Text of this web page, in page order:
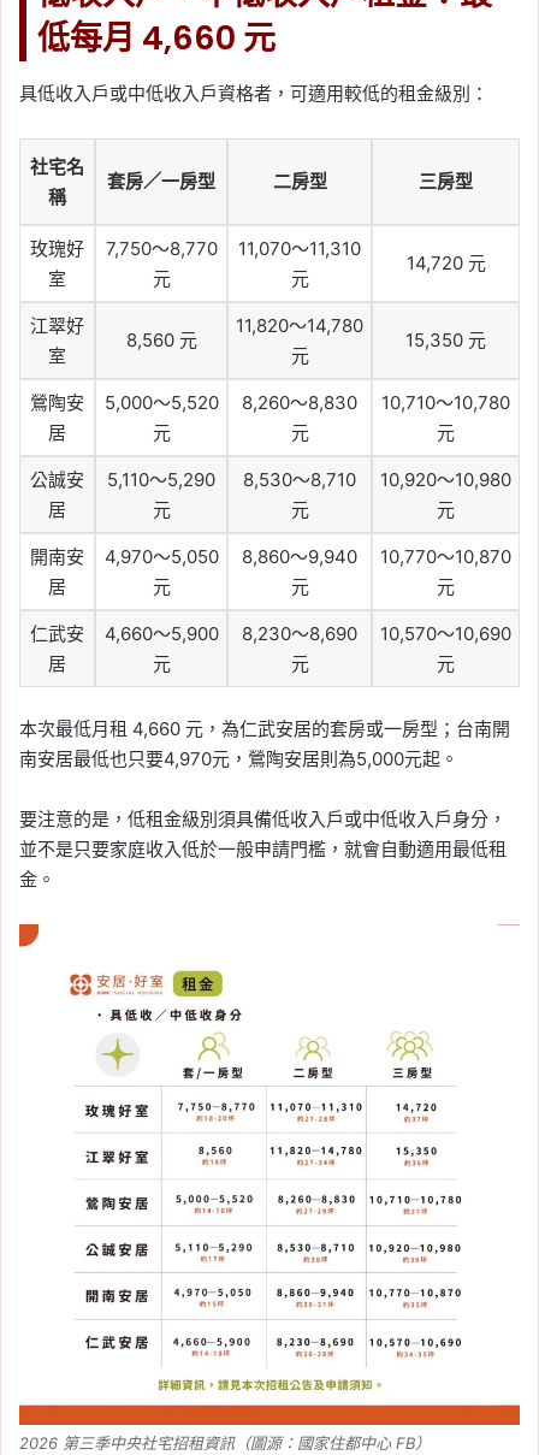
低每月 4,660 元
具低收入戶或中低收入戶資格者，可適用較低的租金級別：
社宅名
稱
套房／一房型 二房型 三房型
玫瑰好
室
7,750～8,770
元
11,070～11,310
元
14,720 元
江翠好
室
8,560 元
11,820～14,780
元
15,350 元
鶯陶安
居
5,000～5,520
元
8,260～8,830
元
10,710～10,780
元
公誠安
居
5,110～5,290
元
8,530～8,710
元
10,920～10,980
元
開南安
居
4,970～5,050
元
8,860～9,940
元
10,770～10,870
元
仁武安
居
4,660～5,900
元
8,230～8,690
元
10,570～10,690
元
本次最低月租 4,660 元，為仁武安居的套房或一房型；台南開
南安居最低也只要4,970元，鶯陶安居則為5,000元起。
要注意的是，低租金級別須具備低收入戶或中低收入戶身分，
並不是只要家庭收入低於一般申請門檻，就會自動適用最低租
金。
2026 第三季中央社宅招租資訊（圖源：國家住都中心 FB）